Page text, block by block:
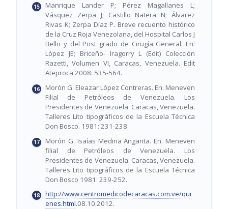
Manrique Lander P; Pérez Magallanes L;
Vásquez Zerpa J; Castillo Natera N; Álvarez
Rivas K; Zerpa Díaz P. Breve recuento histórico
de la Cruz Roja Venezolana, del Hospital Carlos J
Bello y del Post grado de Cirugía General. En:
López JE; Briceño- Iragorry L (Edit) Colección
Razetti, Volumen VI, Caracas, Venezuela. Edit
Ateproca 2008: 535-564.
Morón G. Eleazar López Contreras. En: Meneven
Filial de Petróleos de Venezuela. Los
Presidentes de Venezuela. Caracas, Venezuela.
Talleres Lito tipográficos de la Escuela Técnica
Don Bosco. 1981: 231-238.
Morón G. Isaías Medina Angarita. En: Meneven
filial de Petróleos de Venezuela. Los
Presidentes de Venezuela. Caracas, Venezuela.
Talleres Lito tipográficos de la Escuela Técnica
Don Bosco 1981: 239-252.
http://www.centromedicodecaracas.com.ve/qui
enes.html.08.10.2012.